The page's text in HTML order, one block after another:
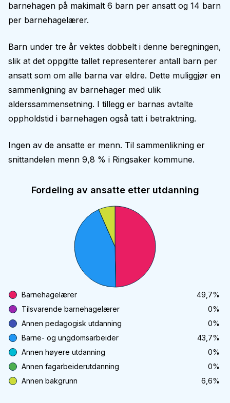
barnehagen på makimalt 6 barn per ansatt og 14 barn
per barnehagelærer.
Barn under tre år vektes dobbelt i denne beregningen,
slik at det oppgitte tallet representerer antall barn per
ansatt som om alle barna var eldre. Dette muliggjør en
sammenligning av barnehager med ulik
alderssammensetning. I tillegg er barnas avtalte
oppholdstid i barnehagen også tatt i betraktning.
Ingen av de ansatte er menn. Til sammenlikning er
snittandelen menn 9,8 % i Ringsaker kommune.
Fordeling av ansatte etter utdanning
Barnehagelærer 49,7%
Tilsvarende barnehagelærer
0%
Annen pedagogisk utdanning
0%
Barne- og ungdomsarbeider
43,7%
Annen høyere utdanning
0%
Annen fagarbeiderutdanning
0%
Annen bakgrunn
6,6%